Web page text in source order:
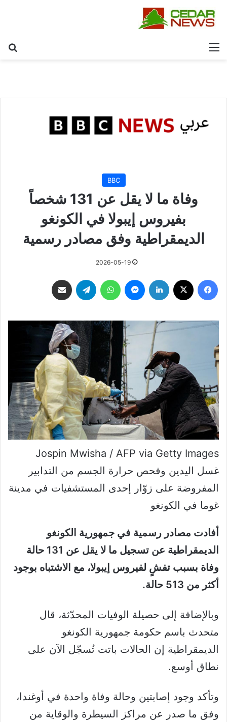
القائمة
BBC
وفاة ما لا يقل عن 131 شخصاً
بفيروس إيبولا في الكونغو
الديمقراطية وفق مصادر رسمية
2026-05-19
فيسبوك لينكدإن ماسنجر واتساب تيلقرام
Jospin Mwisha / AFP via Getty Images
غسل اليدين وفحص حرارة الجسم من التدابير
المفروضة على زوّار إحدى المستشفيات في مدينة
غوما في الكونغو
أفادت مصادر رسمية في جمهورية الكونغو
الديمقراطية عن تسجيل ما لا يقل عن 131 حالة
وفاة بسبب تفشٍ لفيروس إيبولا، مع الاشتباه بوجود
أكثر من 513 حالة.
وبالإضافة إلى حصيلة الوفيات المحدّثة، قال
متحدث باسم حكومة جمهورية الكونغو
الديمقراطية إن الحالات باتت تُسجّل الآن على
نطاق أوسع.
وتأكد وجود إصابتين وحالة وفاة واحدة في أوغندا،
وفق ما صدر عن مراكز السيطرة والوقاية من